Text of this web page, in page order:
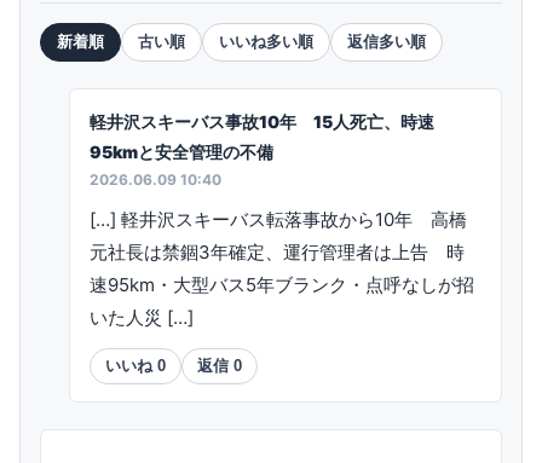
新着順 古い順 いいね多い順 返信多い順
軽井沢スキーバス事故10年 15人死亡、時速
95kmと安全管理の不備
2026.06.09 10:40
[…] 軽井沢スキーバス転落事故から10年 高橋
元社長は禁錮3年確定、運行管理者は上告 時
速95km・大型バス5年ブランク・点呼なしが招
いた人災 […]
いいね 0 返信 0